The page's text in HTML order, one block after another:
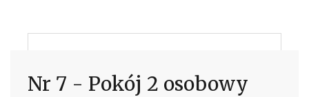
Nr 7 - Pokój 2 osobowy